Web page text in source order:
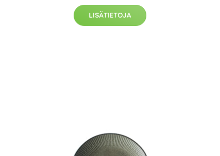
LISÄTIETOJA